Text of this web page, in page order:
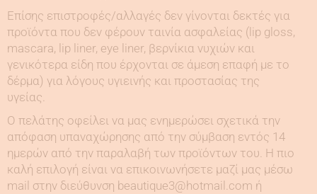
Επίσης επιστροφές/αλλαγές δεν γίνονται δεκτές για
προϊόντα που δεν φέρουν ταινία ασφαλείας (lip gloss,
mascara, lip liner, eye liner, βερνίκια νυχιών και
γενικότερα είδη που έρχονται σε άμεση επαφή με το
δέρμα) για λόγους υγιεινής και προστασίας της
υγείας.
Ο πελάτης οφείλει να μας ενημερώσει σχετικά την
απόφαση υπαναχώρησης από την σύμβαση εντός 14
ημερών από την παραλαβή των προϊόντων του. Η πιο
καλή επιλογή είναι να επικοινωνήσετε μαζί μας μέσω
mail στην διεύθυνση beautique3@hotmail.com ή